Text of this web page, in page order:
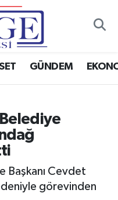
GÜNDEM
Başkanı Cevdet
görevinden